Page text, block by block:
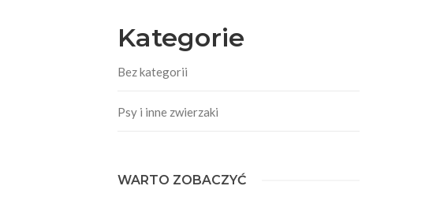
Kategorie
Bez kategorii
Psy i inne zwierzaki
WARTO ZOBACZYĆ